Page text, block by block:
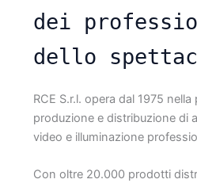
dei
dello
RCE S.r.l. opera dal 1975
produzione e distribuzione di
video e illuminazione
Con oltre 20.000 prodotti